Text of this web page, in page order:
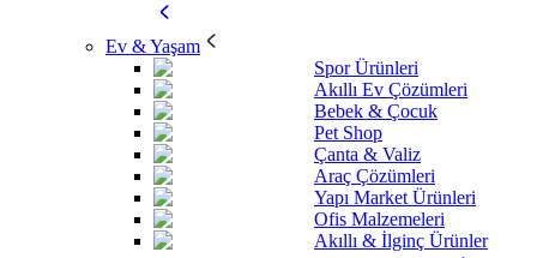
Ev & Yaşam
Spor Ürünleri
Akıllı Ev Çözümleri
Bebek & Çocuk
Pet Shop
Çanta & Valiz
Araç Çözümleri
Yapı Market Ürünleri
Ofis Malzemeleri
Akıllı & İlginç Ürünler